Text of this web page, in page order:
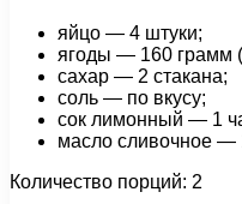
яйцо — 4 штуки;
ягоды — 160 грамм
сахар — 2 стакана;
соль — по вкусу;
сок лимонный — 1
масло сливочное —
Количество порций: 2